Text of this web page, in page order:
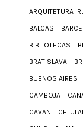
ARQUITETURA
BALCÃS
BIBLIOTECAS
BRATISLAVA
BUENOS AIRES
CAMBOJA
CAVAN